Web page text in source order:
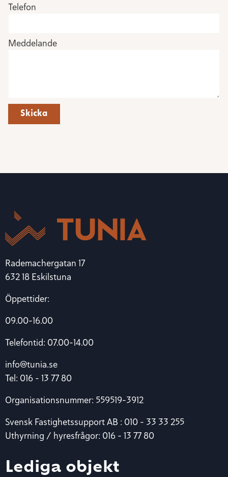
Telefon
Meddelande
Skicka
Rademachergatan 17
632 18 Eskilstuna
Öppettider:
09.00-16.00
Telefontid: 07.00-14.00
info@tunia.se
Tel: 016 – 13 77 80
Organisationsnummer: 559519-3912
Svensk Fastighetssupport AB : 010 – 33 33 255
Uthyrning / hyresfrågor: 016 – 13 77 80
Lediga objekt